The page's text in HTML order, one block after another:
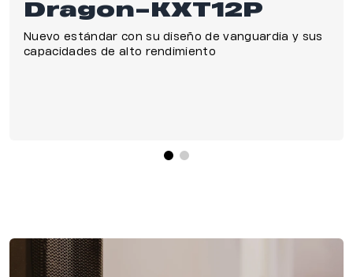
Dragon-KXT12P
Nuevo estándar con su diseño de vanguardia y sus
capacidades de alto rendimiento